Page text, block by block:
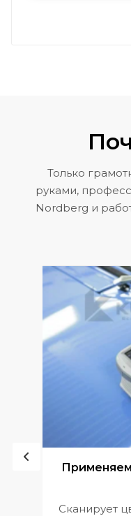
Только
руками,
Nordberg и
Сканирует